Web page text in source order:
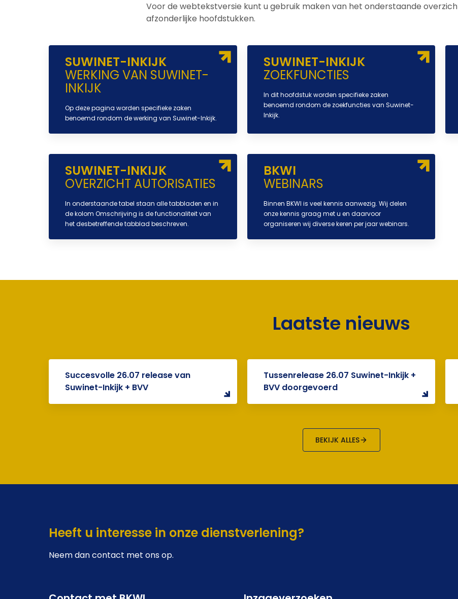
Voor de webtekstversie kunt u gebruik maken van het onderstaande
afzonderlijke hoofdstukken.
SUWINET-INKIJK
WERKING VAN SUWINET-
INKIJK
Op deze pagina worden specifieke zaken
benoemd rondom de werking van Suwinet-Inkijk.
SUWINET-INKIJK
ZOEKFUNCTIES
In dit hoofdstuk worden specifieke zaken
benoemd rondom de zoekfuncties van Suwinet-
Inkijk.
SUWINET-INKIJK
OVERZICHT AUTORISATIES
In onderstaande tabel staan alle tabbladen en in
de kolom Omschrijving is de functionaliteit van
het desbetreffende tabblad beschreven.
BKWI
WEBINARS
Binnen BKWI is veel kennis aanwezig. Wij delen
onze kennis graag met u en daarvoor
organiseren wij diverse keren per jaar webinars.
Laatste nieuws
Succesvolle 26.07 release van
Suwinet-Inkijk + BVV
Tussenrelease 26.07 Suwinet-Inkijk +
BVV doorgevoerd
BEKIJK ALLES
Heeft u interesse in onze dienstverlening?
Neem dan contact met ons op.